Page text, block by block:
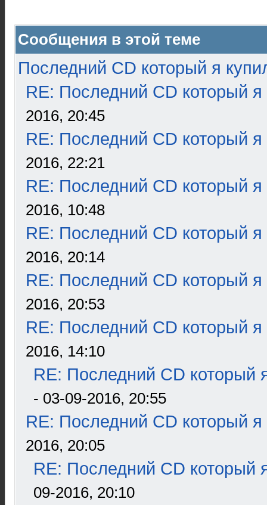
Сообщения в этой теме
Последний CD который я
RE: Последний CD который я
2016, 20:45
RE: Последний CD который я
2016, 22:21
RE: Последний CD который я
2016, 10:48
RE: Последний CD который я
2016, 20:14
RE: Последний CD который я
2016, 20:53
RE: Последний CD который я
2016, 14:10
RE: Последний CD который
- 03-09-2016, 20:55
RE: Последний CD который я
2016, 20:05
RE: Последний CD который
09-2016, 20:10